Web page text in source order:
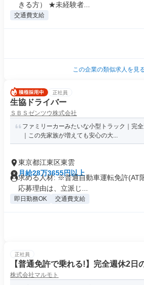
きる方） ★未経験者...
交通費支給
この企業の類似求人を見
正社員
生協ドライバー
ＳＢＳゼンツウ株式会社
ファミリーカーみたいな小型トラック｜完
｜この先家族が増えても安心の大...
東京都江東区東雲
月給28万3655円以上
求める人材: ※普通自動車運転免許(AT
応募理由は、立派じ...
即日勤務OK 交通費支給
正社員
【普通免許で乗れる!】完全週休2日
株式会社マルモト